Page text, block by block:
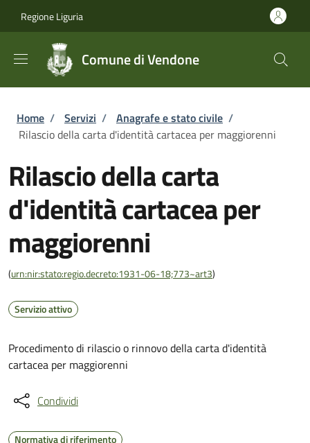
Regione Liguria
Comune di Vendone
Briciole di pane
Home / Servizi / Anagrafe e stato civile /
Rilascio della carta d'identità cartacea per maggiorenni
Rilascio della carta
d'identità cartacea per
maggiorenni
(urn:nir:stato:regio.decreto:1931-06-18;773~art3)
Servizio attivo
Procedimento di rilascio o rinnovo della carta d'identità
cartacea per maggiorenni
Condividi
Normativa di riferimento